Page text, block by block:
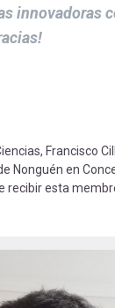
innovadoras
Francisco
Nonguén en
recibir esta